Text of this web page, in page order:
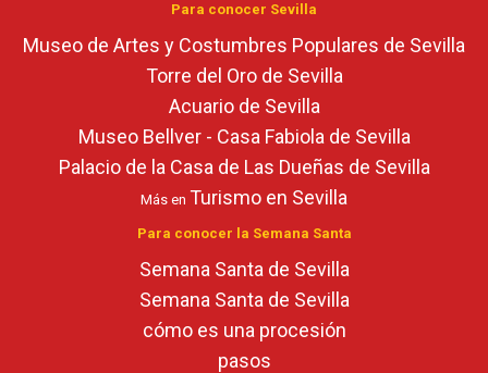
Para conocer Sevilla
Museo de Artes y Costumbres Populares de Sevilla
Torre del Oro de Sevilla
Acuario de Sevilla
Museo Bellver - Casa Fabiola de Sevilla
Palacio de la Casa de Las Dueñas de Sevilla
Más en Turismo en Sevilla
Para conocer la Semana Santa
Semana Santa de Sevilla
Semana Santa de Sevilla
cómo es una procesión
pasos